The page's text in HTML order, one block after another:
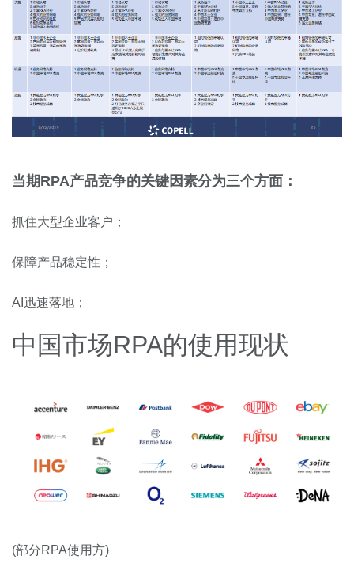
当期RPA产品竞争的关键因素分为三个方面：
抓住大型企业客户；
保障产品稳定性；
AI迅速落地；
中国市场RPA的使用现状
(部分RPA使用方)